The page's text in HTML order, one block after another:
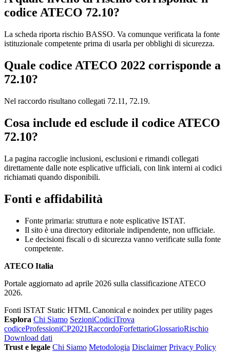
codice ATECO 72.10?
La scheda riporta rischio BASSO. Va comunque verificata la fonte
istituzionale competente prima di usarla per obblighi di sicurezza.
Quale codice ATECO 2022 corrisponde a
72.10?
Nel raccordo risultano collegati 72.11, 72.19.
Cosa include ed esclude il codice ATECO
72.10?
La pagina raccoglie inclusioni, esclusioni e rimandi collegati
direttamente dalle note esplicative ufficiali, con link interni ai codici
richiamati quando disponibili.
Fonti e affidabilità
Fonte primaria: struttura e note esplicative ISTAT.
Il sito è una directory editoriale indipendente, non ufficiale.
Le decisioni fiscali o di sicurezza vanno verificate sulla fonte
competente.
ATECO Italia
Portale aggiornato ad aprile 2026 sulla classificazione ATECO
2026.
Fonti ISTAT Static HTML Canonical e noindex per utility pages
Esplora Chi Siamo SezioniCodiciTrova
codiceProfessioniCP2021RaccordoForfettarioGlossarioRischio
Download dati
Trust e legale Chi Siamo Metodologia Disclaimer Privacy Policy